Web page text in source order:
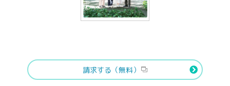
請求する（無料）